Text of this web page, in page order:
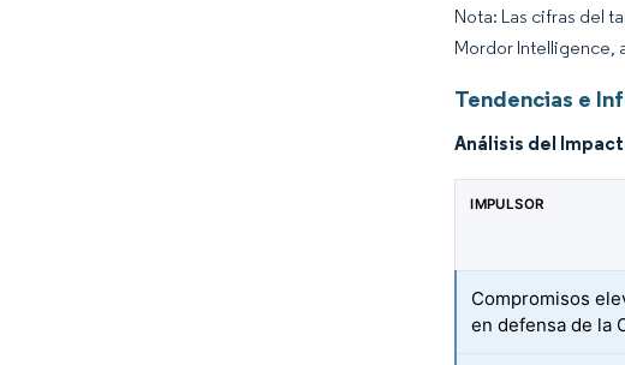
Nota: Las cifras del
Mordor Intelligence,
Tendencias e
Análisis del
IMPULSOR
Compromisos
en defensa de la